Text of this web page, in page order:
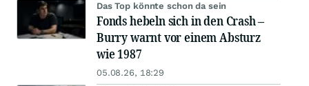
Das Top könnte schon da sein
Fonds hebeln sich in den Crash –
Burry warnt vor einem Absturz
wie 1987
05.08.26, 18:29